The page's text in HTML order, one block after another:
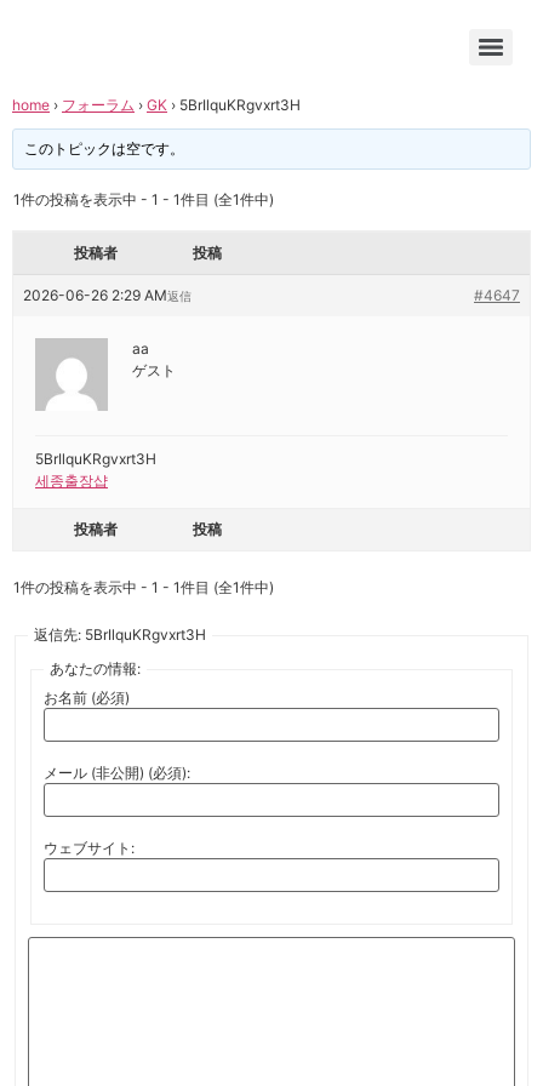
home › フォーラム › GK › 5BrIlquKRgvxrt3H
このトピックは空です。
1件の投稿を表示中 - 1 - 1件目 (全1件中)
投稿者 投稿
2026-06-26 2:29 AM #4647
返信
aa
ゲスト
5BrIlquKRgvxrt3H
세종출장샵
投稿者 投稿
1件の投稿を表示中 - 1 - 1件目 (全1件中)
返信先: 5BrIlquKRgvxrt3H
あなたの情報:
お名前 (必須)
メール (非公開) (必須):
ウェブサイト: